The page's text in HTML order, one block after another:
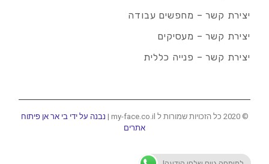
יצירת קשר – מחפשים עבודה
יצירת קשר – מעסיקים
יצירת קשר – פנייה כללית
© 2020 כל הזכויות שמורות ל my-face.co.il |
נבנה על ידי בי אר אן פיתוח
אתרים